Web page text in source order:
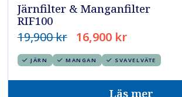
Järnfilter & Manganfilter
RIF100
19,900kr
Det
ursprungliga
priset
var:
16,900 krDet
nuvarande
priset
är:
JÄRN MANGAN SVAVELVÄTE
Läs mer